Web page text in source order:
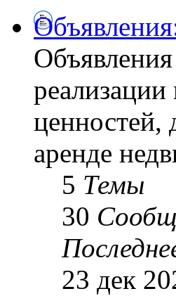
аренде
5 Темы
30
23 дек